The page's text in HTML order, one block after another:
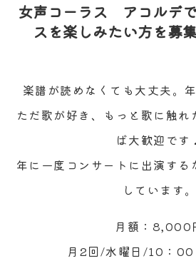
女声コーラス アコルデ
スを楽しみたい方を募
楽譜が読めなくても大丈夫。
ただ歌が好き、もっと歌に触れ
ば大歓迎です
年に一度コンサートに出演する
しています。
月額：8,000
月2回/水曜日/10：